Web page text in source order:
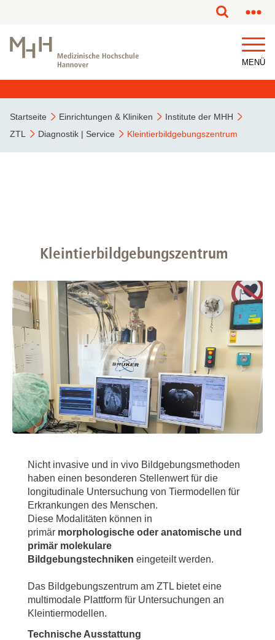
MENÜ
Startseite Einrichtungen & Kliniken
Institute der MHH
ZTL
Diagnostik | Service Kleintierbildgebungszentrum
Kleintierbildgebungszentrum
Nicht invasive und in vivo Bildgebungsmethoden
haben einen besonderen Stellenwert für die
longitudinale Untersuchung von Tiermodellen für
Erkrankungen des Menschen.
Diese Modalitäten können in
primär morphologische oder anatomische und
primär molekulare
Bildgebungstechniken eingeteilt werden.
Das Bildgebungszentrum am ZTL bietet eine
multimodale Plattform für Untersuchungen an
Kleintiermodellen.
Technische Ausstattung